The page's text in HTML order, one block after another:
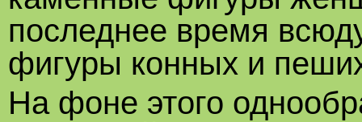
последнее время
фигуры конных и
На фоне этого